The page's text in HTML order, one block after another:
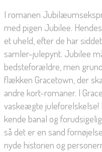
I romanen
med pigen Jubilee.
et uheld, efter de har
samler-julepynt. Jubilee
bedsteforældre, men
flækken Gracetown, der
andre kort-romaner. I
vaskeægte
kende banal og
så det er en sand
nyde historien og